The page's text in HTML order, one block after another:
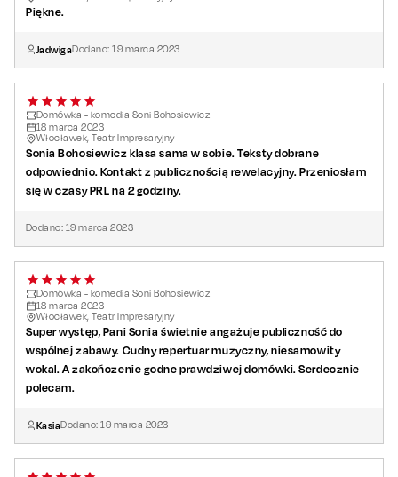
Piękne.
JadwigaDodano:19 marca 2023
Domówka - komedia Soni Bohosiewicz
18 marca 2023
Włocławek, Teatr Impresaryjny
Sonia Bohosiewicz klasa sama w sobie. Teksty dobrane
odpowiednio. Kontakt z publicznością rewelacyjny. Przeniosłam
się w czasy PRL na 2 godziny.
Dodano: 19 marca 2023
Domówka - komedia Soni Bohosiewicz
18 marca 2023
Włocławek, Teatr Impresaryjny
Super występ, Pani Sonia świetnie angażuje publiczność do
wspólnej zabawy. Cudny repertuar muzyczny, niesamowity
wokal. A zakończenie godne prawdziwej domówki. Serdecznie
polecam.
KasiaDodano:19 marca 2023